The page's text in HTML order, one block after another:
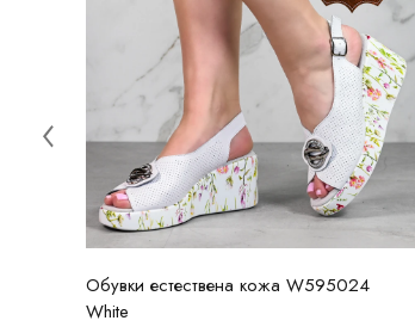
Обувки естествена кожа W595024
White